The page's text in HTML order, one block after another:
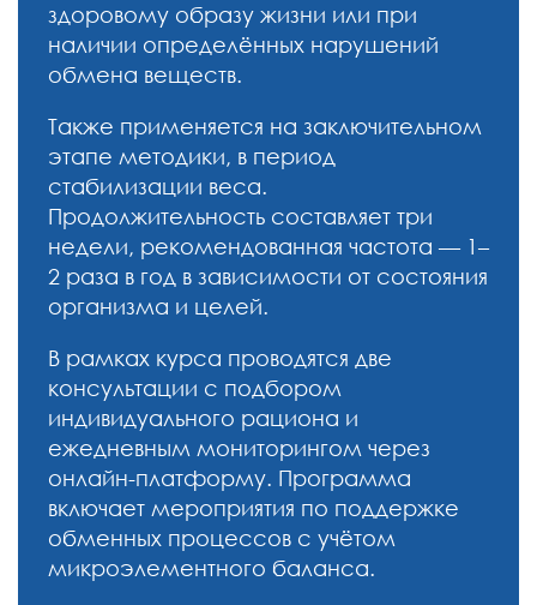
здоровому образу жизни или при
наличии определённых нарушений
обмена веществ.
Также применяется на заключительном
этапе методики, в период
стабилизации веса.
Продолжительность составляет три
недели, рекомендованная частота — 1–
2 раза в год в зависимости от состояния
организма и целей.
В рамках курса проводятся две
консультации с подбором
индивидуального рациона и
ежедневным мониторингом через
онлайн-платформу. Программа
включает мероприятия по поддержке
обменных процессов с учётом
микроэлементного баланса.